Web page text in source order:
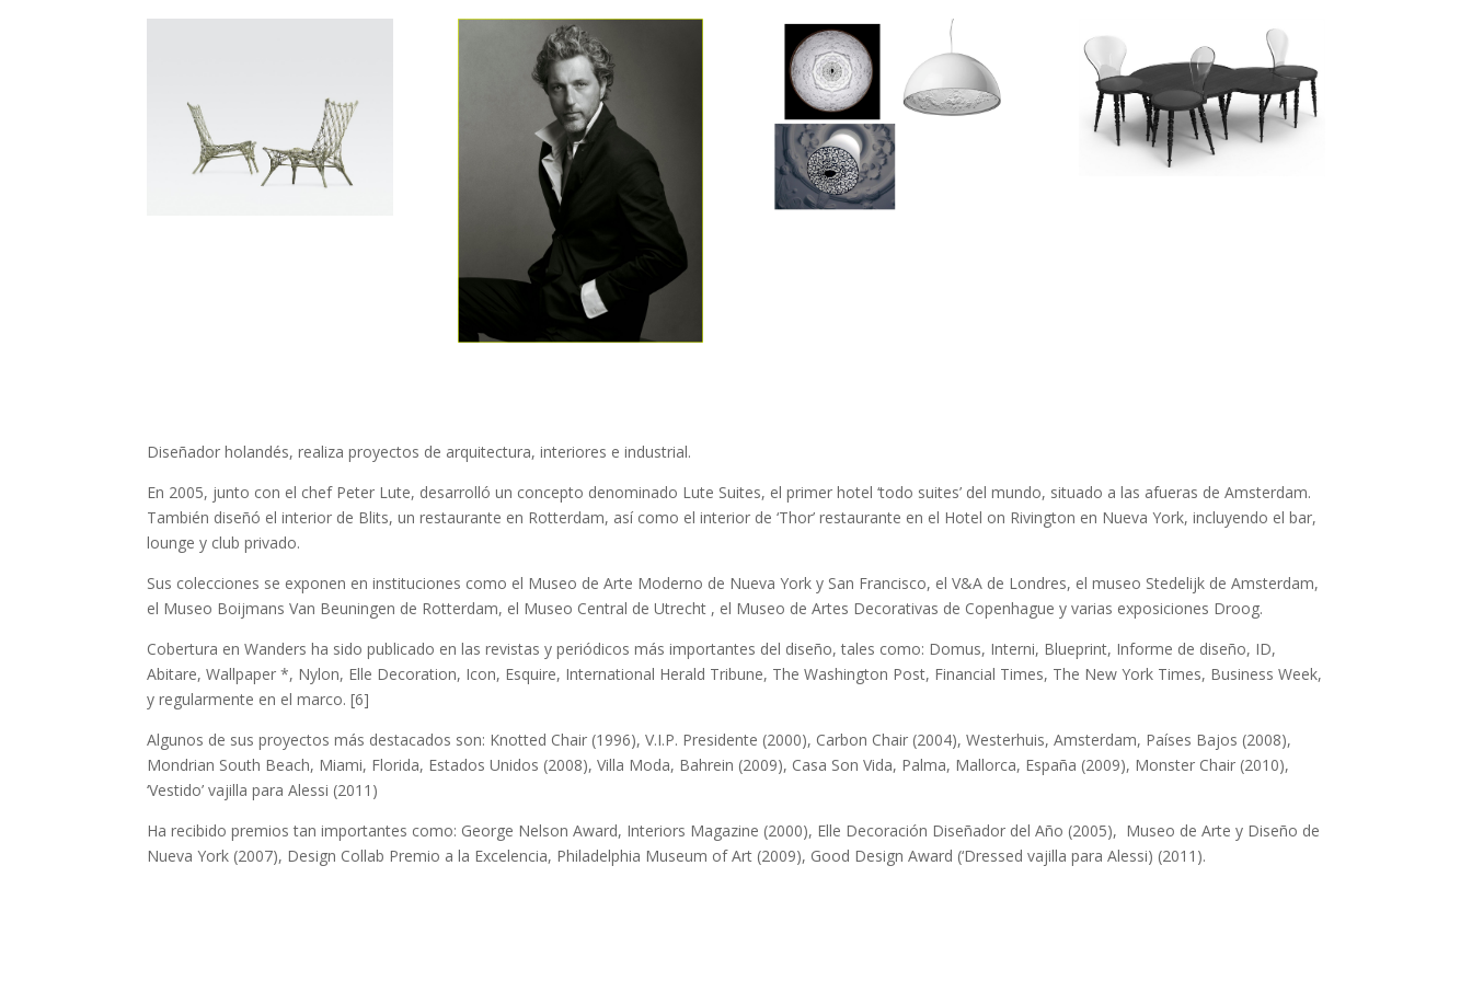
Diseñador holandés, realiza proyectos de arquitectura, interiores e industrial.
En 2005, junto con el chef Peter Lute, desarrolló un concepto denominado Lute Suites, el primer hotel ‘todo suites’ del mundo, situado a las afueras de Amsterdam.
También diseñó el interior de Blits, un restaurante en Rotterdam, así como el interior de ‘Thor’ restaurante en el Hotel on Rivington en Nueva York, incluyendo el bar,
lounge y club privado.
Sus colecciones se exponen en instituciones como el Museo de Arte Moderno de Nueva York y San Francisco, el V&A de Londres, el museo Stedelijk de Amsterdam,
el Museo Boijmans Van Beuningen de Rotterdam, el Museo Central de Utrecht , el Museo de Artes Decorativas de Copenhague y varias exposiciones Droog.
Cobertura en Wanders ha sido publicado en las revistas y periódicos más importantes del diseño, tales como: Domus, Interni, Blueprint, Informe de diseño, ID,
Abitare, Wallpaper *, Nylon, Elle Decoration, Icon, Esquire, International Herald Tribune, The Washington Post, Financial Times, The New York Times, Business Week,
y regularmente en el marco. [6]
Algunos de sus proyectos más destacados son: Knotted Chair (1996), V.I.P. Presidente (2000), Carbon Chair (2004), Westerhuis, Amsterdam, Países Bajos (2008),
Mondrian South Beach, Miami, Florida, Estados Unidos (2008), Villa Moda, Bahrein (2009), Casa Son Vida, Palma, Mallorca, España (2009), Monster Chair (2010),
‘Vestido’ vajilla para Alessi (2011)
Ha recibido premios tan importantes como: George Nelson Award, Interiors Magazine (2000), Elle Decoración Diseñador del Año (2005), Museo de Arte y Diseño de
Nueva York (2007), Design Collab Premio a la Excelencia, Philadelphia Museum of Art (2009), Good Design Award (‘Dressed vajilla para Alessi) (2011).